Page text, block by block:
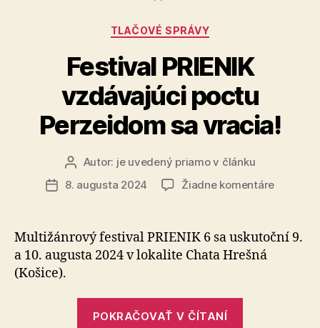
Kategórie
TLAČOVÉ SPRÁVY
Festival PRIENIK
vzdávajúci poctu
Perzeidom sa vracia!
Autor
článku
Autor: je uvedený priamo v článku
Dátum
8. augusta 2024 Žiadne komentárena
Multižánrový festival PRIENIK 6 sa uskutoční 9.
a 10. augusta 2024 v lokalite Chata Hrešná
(Košice).
POKRAČOVAŤ V ČÍTANÍ